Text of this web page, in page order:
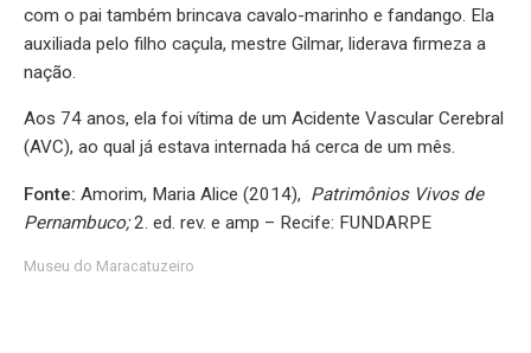
com o pai também brincava cavalo-marinho e fandango. Ela
auxiliada pelo filho caçula, mestre Gilmar, liderava firmeza a
nação.
Aos 74 anos, ela foi vítima de um Acidente Vascular Cerebral
(AVC), ao qual já estava internada há cerca de um mês.
Fonte: Amorim, Maria Alice (2014), Patrimônios Vivos de
Pernambuco;2. ed. rev. e amp – Recife: FUNDARPE
Museu do Maracatuzeiro